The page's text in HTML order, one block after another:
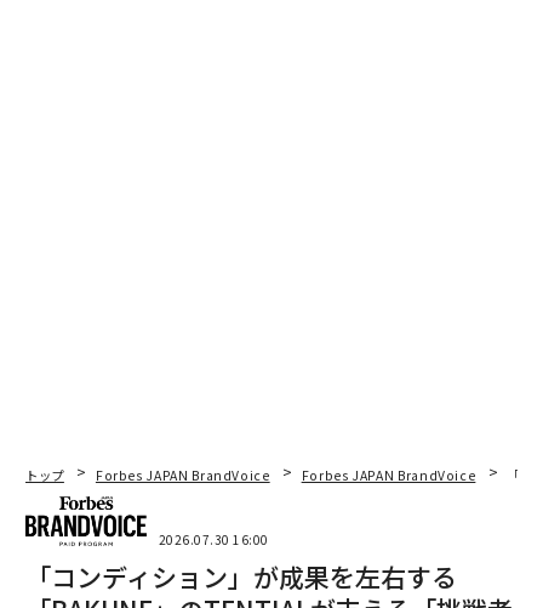
トップ Forbes JAPAN BrandVoice Forbes JAPAN BrandVoice 「
2026.07.30 16:00
「コンディション」が成果を左右する